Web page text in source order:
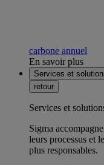
carbone annuel
En savoir plus
Services et
retour
Services et
Sigma
leurs processus et
plus responsables.